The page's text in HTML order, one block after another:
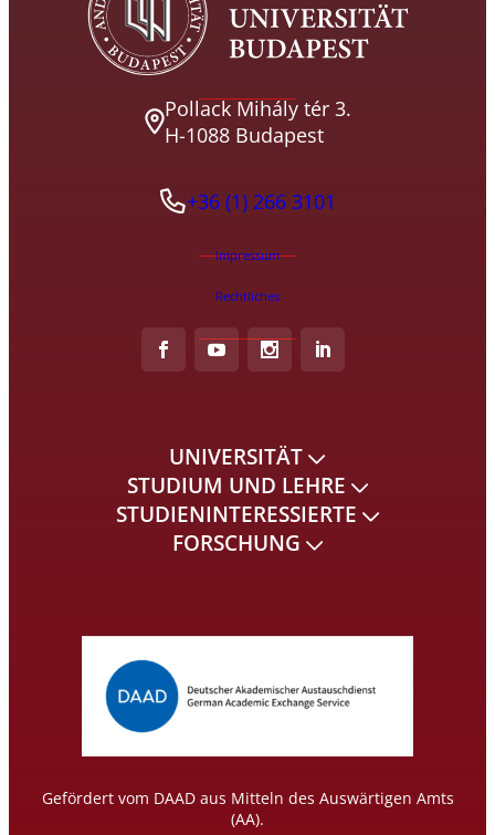
Pollack Mihály tér 3.
H-1088 Budapest
+36 (1) 266 3101
Impressum
Rechtliches
UNIVERSITÄT
STUDIUM UND LEHRE
STUDIENINTERESSIERTE
FORSCHUNG
Gefördert vom DAAD aus Mitteln des Auswärtigen Amts
(AA).